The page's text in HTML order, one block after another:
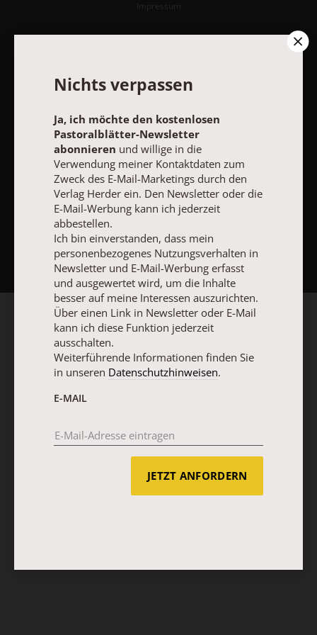
Impressum
NACH OBEN
Nichts verpassen
Ja, ich möchte den kostenlosen
Pastoralblätter-Newsletter
abonnieren und willige in die
Verwendung meiner Kontaktdaten zum
Zweck des E-Mail-Marketings durch den
Verlag Herder ein. Den Newsletter oder die
E-Mail-Werbung kann ich jederzeit
abbestellen.
Ich bin einverstanden, dass mein
personenbezogenes Nutzungsverhalten in
Newsletter und E-Mail-Werbung erfasst
und ausgewertet wird, um die Inhalte
besser auf meine Interessen auszurichten.
Über einen Link in Newsletter oder E-Mail
kann ich diese Funktion jederzeit
ausschalten.
Weiterführende Informationen finden Sie
in unseren Datenschutzhinweisen.
E-MAIL
JETZT ANFORDERN